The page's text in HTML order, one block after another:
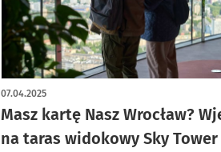
Masz kartę Nasz Wrocław?
na taras widokowy Sky Tower
07.04.2025